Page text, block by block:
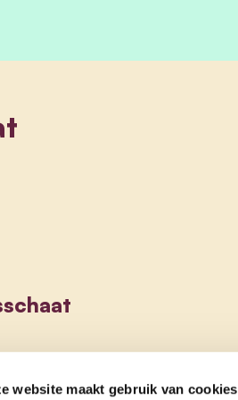
website maakt gebruik van cookies